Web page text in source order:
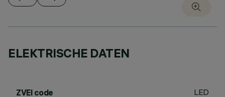
ELEKTRISCHE DATEN
ZVEI code LED